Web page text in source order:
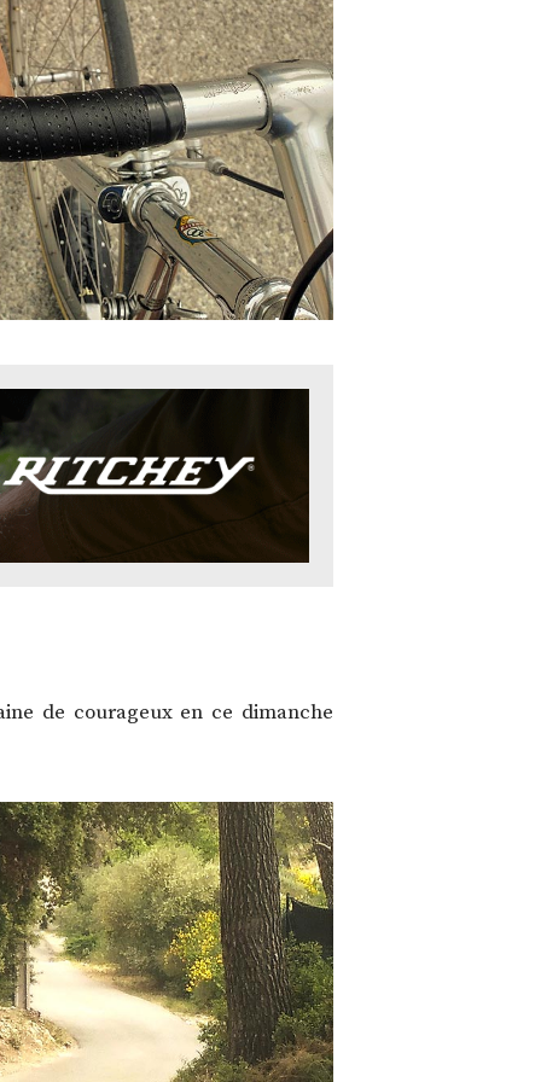
de courageux en ce dimanche